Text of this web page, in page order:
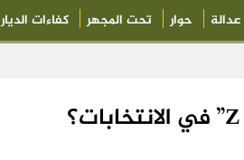
عدالة حوار تحت المجهر كفاءات الديار